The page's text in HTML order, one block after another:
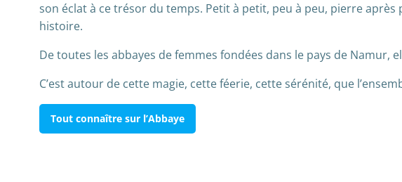
son éclat à ce trésor du temps. Petit à petit, peu à peu, pierre
histoire.
De toutes les abbayes de femmes fondées dans le pays de
C’est autour de cette magie, cette féerie, cette sérénité, que
Tout connaître sur l’Abbaye